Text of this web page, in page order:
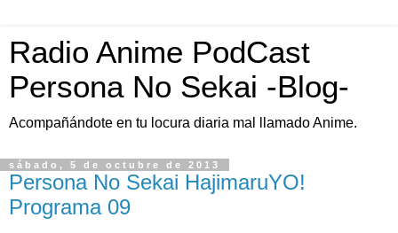
Radio Anime PodCast
Persona No Sekai -Blog-
Acompañándote en tu locura diaria mal llamado Anime.
sábado, 5 de octubre de 2013
Persona No Sekai HajimaruYO!
Programa 09